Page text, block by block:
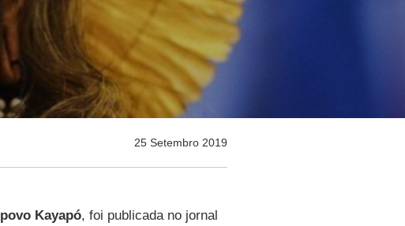
25 Setembro 2019
povo Kayapó, foi publicada no jornal